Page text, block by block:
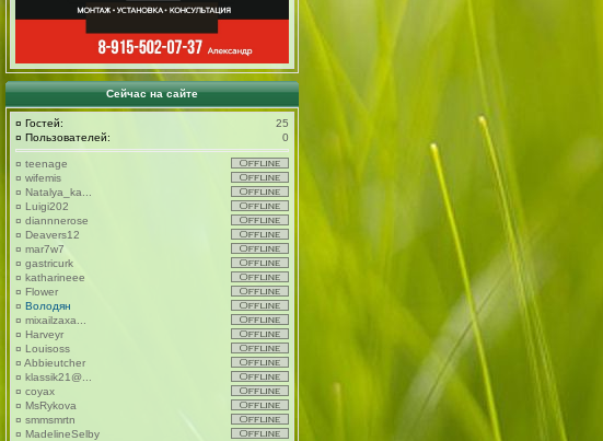
Сейчас на сайте
¤ Гостей:
25
¤ Пользователей: 0
¤ teenage
¤ wifemis
¤ Natalya_ka...
¤ Luigi202
¤ diannnerose
¤ Deavers12
¤ mar7w7
¤ gastricurk
¤ katharineee
¤ Flower
¤ Володян
¤ mixailzaxa...
¤ Harveyr
¤ Louisoss
¤ Abbieutcher
¤ klassik21@...
¤ coyax
¤ MsRykova
¤ smmsmrtn
¤ MadelineSelby